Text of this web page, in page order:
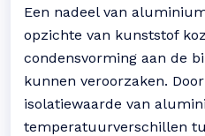
Een nadeel van
opzichte van kunststof
condensvorming aan de
kunnen veroorzaken.
isolatiewaarde van
temperatuurverschillen